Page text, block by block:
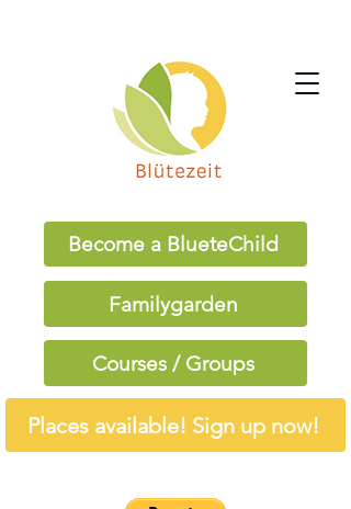
Become a BlueteChild
Familygarden
Courses / Groups
Places available! Sign up now!